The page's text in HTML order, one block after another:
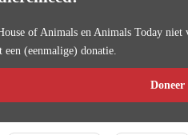
of Animals en Animals Today niet
een (eenmalige) donatie.
Doneer